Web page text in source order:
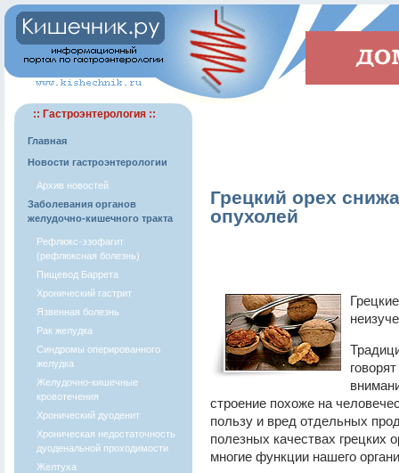
:: Гастроэнтерология ::
Главная
Новости гастроэнтерологии
Архив новостей
Заболевания органов
желудочно-кишечного тракта
Рефлюкс-эзофагит
(рефлюксная болезнь)
Пищевод Баррета
Хронический гастрит
Язвенная болезнь
Рак желудка
Синдромы оперированного
желудка
Желудочно-кишечные
кровотечения
Хронический дуоденит
Хроническая недостаточность
дуоденальной проходимости
Желтуха
Грецкий орех
опухолей
строение похоже на
пользу и вред отдельных
полезных качествах грецких
многие функции нашего